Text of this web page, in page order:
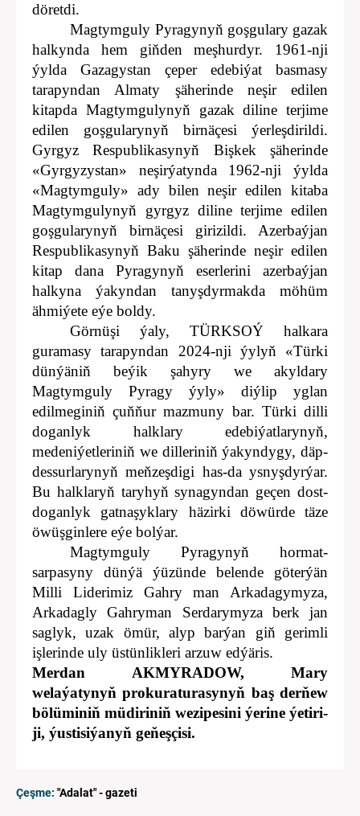
döretdi.
Magtymguly Pyragynyň goşgulary gazak
halkynda hem giňden meşhurdyr. 1961-nji
ýylda Gazagystan çeper edebiýat basmasy
tarapyndan Almaty şäherinde neşir edilen
kitapda Magtymgulynyň gazak diline terjime
edilen goşgularynyň birnäçesi ýerleşdirildi.
Gyrgyz Respublikasynyň Bişkek şäherinde
«Gyrgyzystan» neşirýatynda 1962-nji ýylda
«Magtymguly» ady bilen neşir edilen kitaba
Magtymgulynyň gyrgyz diline terjime edilen
goşgularynyň birnäçesi girizildi. Azerbaýjan
Respublikasynyň Baku şäherinde neşir edilen
kitap dana Pyragynyň eserlerini azerbaýjan
halkyna ýakyndan tanyşdyrmakda möhüm
ähmiýete eýe boldy.
Görnüşi ýaly, TÜRKSOÝ halkara
guramasy tarapyndan 2024-nji ýylyň «Türki
dünýäniň beýik şahyry we akyldary
Magtymguly Pyragy ýyly» diýlip yglan
edilmeginiň çuňňur mazmuny bar. Türki dilli
doganlyk halklary edebiýatlarynyň,
medeniýetleriniň we dilleriniň ýakyndygy, däp-
dessurlarynyň meňzeşdigi has-da ysnyşdyrýar.
Bu halklaryň taryhyň synagyndan geçen dost-
doganlyk gatnaşyklary häzirki döwürde täze
öwüşginlere eýe bolýar.
Magtymguly Pyragynyň hormat-
sarpasyny dünýä ýüzünde belende göterýän
Milli Liderimiz Gahry man Arkadagymyza,
Arkadagly Gahryman Serdarymyza berk jan
saglyk, uzak ömür, alyp barýan giň gerimli
işlerinde uly üstünlikleri arzuw edýäris.
Merdan AKMYRADOW, Mary
welaýatynyň prokuraturasynyň baş derňew
bölüminiň müdiriniň wezipesini ýe­ri­ne­ ýe­ti­ri­
ji,­ ýustisiýanyň geňeşçisi.
Çeşme: "Adalat" - gazeti